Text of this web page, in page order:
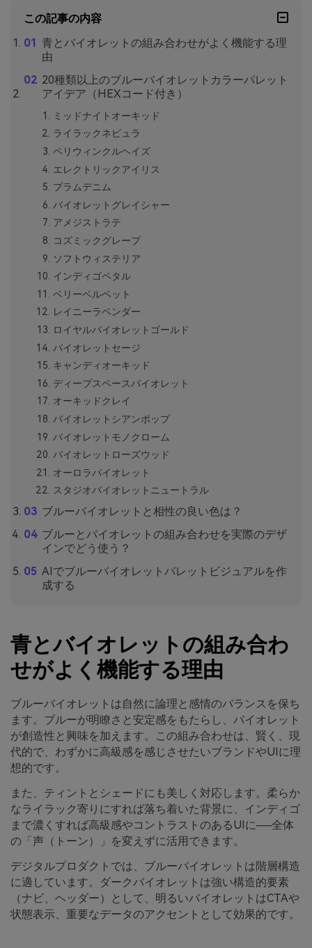
この記事の内容
青とバイオレットの組み合わせがよく機能する理
由
20種類以上のブルーバイオレットカラーパレット
アイデア（HEXコード付き）
ミッドナイトオーキッド
ライラックネビュラ
ペリウィンクルヘイズ
エレクトリックアイリス
プラムデニム
バイオレットグレイシャー
アメジストラテ
コズミックグレープ
ソフトウィステリア
インディゴペタル
ベリーベルベット
レイニーラベンダー
ロイヤルバイオレットゴールド
バイオレットセージ
キャンディオーキッド
ディープスペースバイオレット
オーキッドクレイ
バイオレットシアンポップ
バイオレットモノクローム
バイオレットローズウッド
オーロラバイオレット
スタジオバイオレットニュートラル
ブルーバイオレットと相性の良い色は？
ブルーとバイオレットの組み合わせを実際のデザ
インでどう使う？
AIでブルーバイオレットパレットビジュアルを作
成する
青とバイオレットの組み合わ
せがよく機能する理由
ブルーバイオレットは自然に論理と感情のバランスを保ち
ます。ブルーが明瞭さと安定感をもたらし、バイオレット
が創造性と興味を加えます。この組み合わせは、賢く、現
代的で、わずかに高級感を感じさせたいブランドやUIに理
想的です。
また、ティントとシェードにも美しく対応します。柔らか
なライラック寄りにすれば落ち着いた背景に、インディゴ
まで濃くすれば高級感やコントラストのあるUIに──全体
の「声（トーン）」を変えずに活用できます。
デジタルプロダクトでは、ブルーバイオレットは階層構造
に適しています。ダークバイオレットは強い構造的要素
（ナビ、ヘッダー）として、明るいバイオレットはCTAや
状態表示、重要なデータのアクセントとして効果的です。